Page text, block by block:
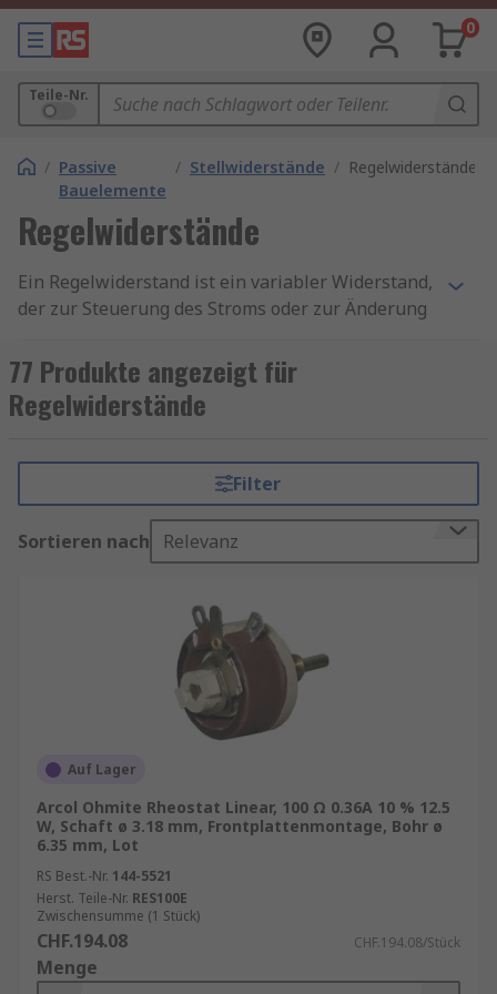
0
Teile-Nr.
/ Passive
Bauelemente
/ Stellwiderstände / Regelwiderstände
Regelwiderstände
Ein Regelwiderstand ist ein variabler Widerstand,
der zur Steuerung des Stroms oder zur Änderung
wird. Sie können damit den Widerstand in einem
Stromkreis ohne Unterbrechung variieren.
Regelwiderstände sind sehr ähnlich aufgebaut
höheren Strömen ausgelegt. Regelwiderstände
kommen in Motordrehzahlregelungen,
Dimmerschaltern und allen Anwendungen zum
Einsatz, die eine Steuerung des elektrischen
Wie funktionieren Regelwiderstände?
Regelwiderstände verwenden zwei Anschlüsse,
selbst wenn drei Klemmen vorhanden sind. Der
erste Anschluss befindet sich am einen Ende des
Widerstandselements und der andere Anschluss
isolierenden Keramikkern wickelt sich ein
Widerstandsdraht, wenn der Schleifer über die
Wicklungen gleitet. So wird der Stromfluss
geändert.
Typen von Regelwiderständen
77 Produkte angezeigt für
Regelwiderstände
Filter
Sortieren nach Relevanz
Auf Lager
Arcol Ohmite Rheostat Linear, 100 Ω 0.36A 10 % 12.5
W, Schaft ø 3.18 mm, Frontplattenmontage, Bohr ø
6.35 mm, Lot
RS Best.-Nr. 144-5521
Herst. Teile-Nr. RES100E
Zwischensumme (1 Stück)
CHF.194.08 CHF.194.08/Stück
Menge